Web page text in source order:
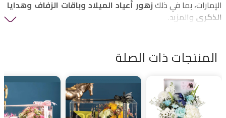
الإمارات، بما في ذلك زهور أعياد الميلاد وباقات الزفاف وهدايا
الذكرى والمزيد.
المنتجات ذات الصلة